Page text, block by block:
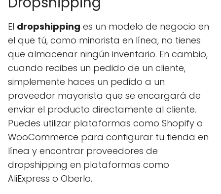
El dropshipping es un modelo de negocio en
el que tú, como minorista en línea, no tienes
que almacenar ningún inventario. En cambio,
cuando recibes un pedido de un cliente,
simplemente haces un pedido a un
proveedor mayorista que se encargará de
enviar el producto directamente al cliente.
Puedes utilizar plataformas como Shopify o
WooCommerce para configurar tu tienda en
línea y encontrar proveedores de
dropshipping en plataformas como
AliExpress o Oberlo.